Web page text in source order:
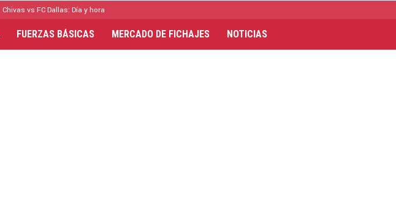
Chivas vs FC Dallas: Día y hora
FUERZAS BÁSICAS MERCADO DE FICHAJES NOTICIAS